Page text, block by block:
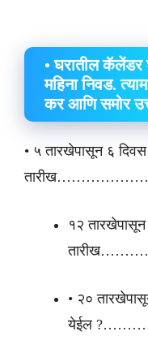
• घरातील कॅलेंडर
महिना निवड.
कर आणि समोर
• ५ तारखेपासून ६
१२
• २०
येईल